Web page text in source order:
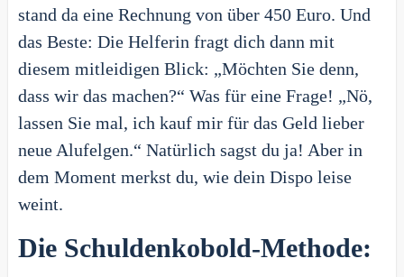
stand da eine Rechnung von über 450 Euro. Und
das Beste: Die Helferin fragt dich dann mit
diesem mitleidigen Blick: „Möchten Sie denn,
dass wir das machen?“ Was für eine Frage! „Nö,
lassen Sie mal, ich kauf mir für das Geld lieber
neue Alufelgen.“ Natürlich sagst du ja! Aber in
dem Moment merkst du, wie dein Dispo leise
weint.
Die Schuldenkobold-Methode: